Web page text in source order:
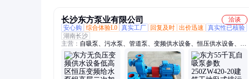
长沙东方泵业有限公司
洽谈
安心购
综合体验L0 真实工厂 回复及时 出价迅速
真实性已核验
湖南长沙
主营： 自吸泵、污水泵、管道泵、变频供水设备、恒压供水设备、无
负压供水设备、离心泵、循环泵、多级泵、不锈钢泵、排污泵、潜污
泵、单级泵、液下泵、增压泵、加压泵、立式泵、清水泵、卧式泵、
污水提升设备、化工泵、防爆泵、单吸泵、长轴泵